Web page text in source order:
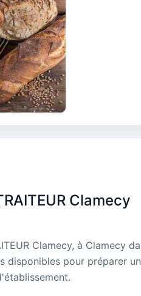
Clamecy
Clamecy, à Clamecy
disponibles pour préparer